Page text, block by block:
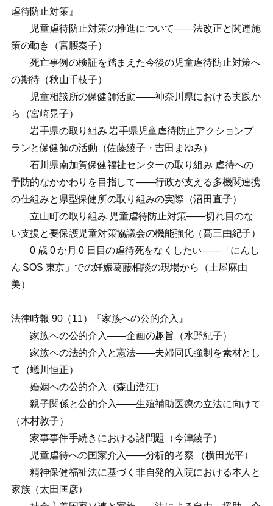
虐待防止対策』
児童虐待防止対策の推進について——法改正と関連施
策の動き（宮腰奏子）
死亡事例の検証を踏まえた今後の児童虐待防止対策へ
の期待（秋山千枝子）
児童相談所の保健師活動——神奈川県における実践か
ら（宮崎晃子）
岩手県の取り組み 岩手県児童虐待防止アクションプ
ランと保健師の活動（佐藤綾子・吉田まゆみ）
石川県南加賀保健福祉センターの取り組み 虐待への
予防的なかかわりを目指して——行政が支える多機関連携
の仕組みと県型保健所の取り組みの実際（沼田直子）
立山町の取り組み 児童虐待防止対策——切れ目のな
い支援と要保護児童対策協議会の機能強化（髙三由紀子）
0 歳 0 か月 0 日目の虐待死をなくしたい——「にんし
ん SOS 東京」での妊娠葛藤相談の現場から（土屋麻由
美）
法律時報 90（11）『家族への公的介入』
家族への公的介入——企画の趣旨（水野紀子）
家族への法的介入と憲法——夫婦同氏強制を素材とし
て（蟻川恒正）
婚姻への公的介入（森山浩江）
親子関係と公的介入——生殖補助医療の立法に向けて
（木村敦子）
家事事件手続きにおける諸問題（今津綾子）
児童虐待への国家介入——分析的考察 （横田光平）
精神保健福祉法に基づく非自発的入院における本人と
家族（太田匡彦）